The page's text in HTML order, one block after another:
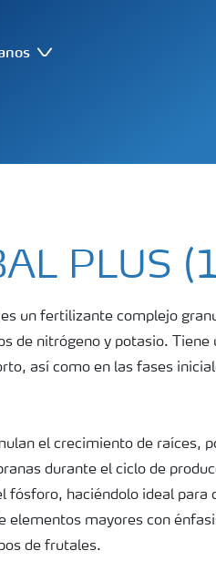
PLUS
un fertilizante complejo
de nitrógeno y potasio. Tiene
así como en las fases
el crecimiento de raíces,
durante el ciclo de
fósforo, haciéndolo ideal para
elementos mayores con
de frutales.